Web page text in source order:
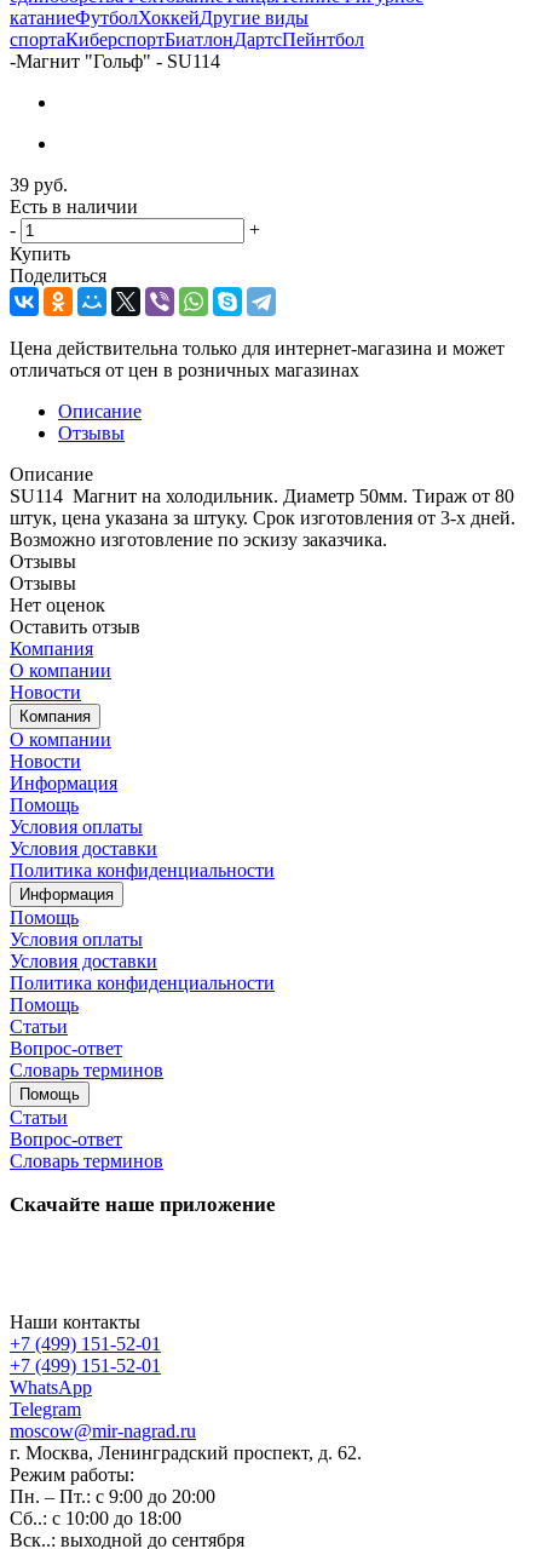
катаниеФутболХоккейДругие виды
спортаКиберспортБиатлонДартсПейнтбол
-Магнит "Гольф" - SU114
39 руб.
Есть в наличии
-
+
Купить
Поделиться
Цена действительна только для интернет-магазина и может
отличаться от цен в розничных магазинах
Описание
Отзывы
Описание
SU114 Магнит на холодильник. Диаметр 50мм. Тираж от 80
штук, цена указана за штуку. Срок изготовления от 3-х дней.
Возможно изготовление по эскизу заказчика.
Отзывы
Отзывы
Нет оценок
Оставить отзыв
Компания
О компании
Новости
Компания
О компании
Новости
Информация
Помощь
Условия оплаты
Условия доставки
Политика конфиденциальности
Информация
Помощь
Условия оплаты
Условия доставки
Политика конфиденциальности
Помощь
Статьи
Вопрос-ответ
Словарь терминов
Помощь
Статьи
Вопрос-ответ
Словарь терминов
Скачайте наше приложение
Наши контакты
+7 (499) 151-52-01
+7 (499) 151-52-01
WhatsApp
Telegram
moscow@mir-nagrad.ru
г. Москва, Ленинградский проспект, д. 62.
Режим работы:
Пн. – Пт.: с 9:00 до 20:00
Сб..: с 10:00 до 18:00
Вск..: выходной до сентября